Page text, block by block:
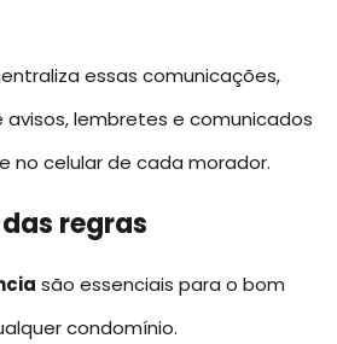
essas comunicações,
lembretes e comunicados
no celular de cada morador.
regras
são essenciais para o bom
condomínio.